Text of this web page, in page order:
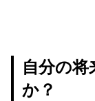
自分の
か？